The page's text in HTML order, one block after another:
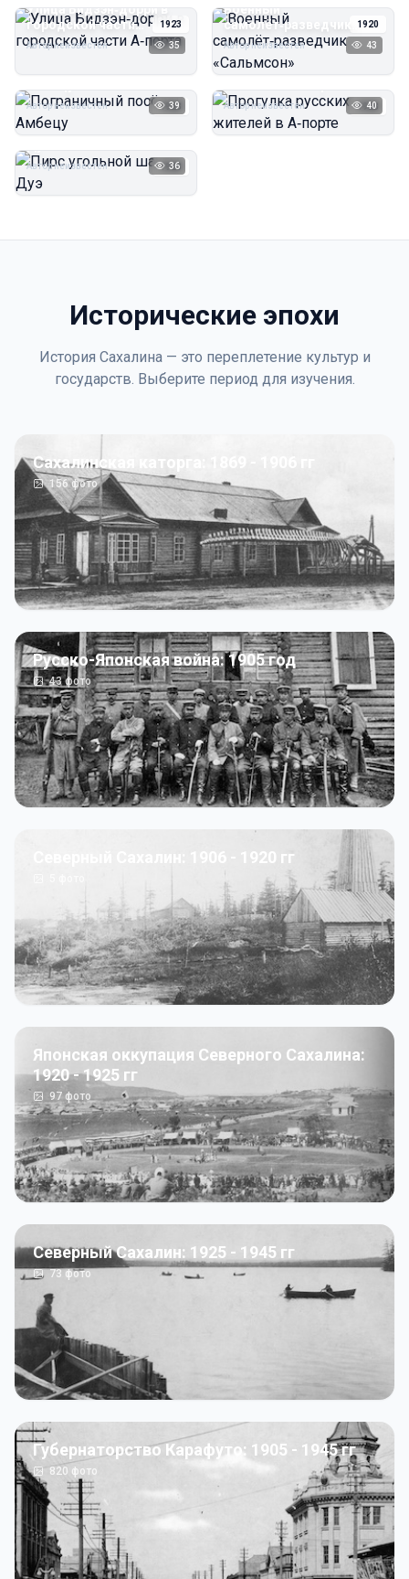
1923
Улица Бидзэн‑дорри в
городской части
А‑порта
Автор неизвестен 35
1920
Военный
самолёт‑разведчик
«Сальмсон»
Автор неизвестен 43
1923
Автор неизвестен 39 1923
Прогулка русских
Автор неизвестен 40
1923
Пирс угольной шахты
Автор неизвестен 36
Исторические эпохи
История Сахалина — это переплетение культур и
государств. Выберите период для изучения.
Сахалинская каторга: 1869 - 1906 гг
156фото
Русско-Японская война: 1905 год
43фото
Северный Сахалин: 1906 - 1920 гг
Японская оккупация Северного Сахалина:
1920 - 1925 гг
97 фото
Северный Сахалин: 1925 - 1945 гг
73фото
Губернаторство Карафуто: 1905 - 1945 гг
820 фото